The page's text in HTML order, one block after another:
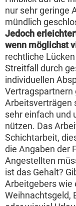
nur sehr geringe
mündlich
Jedoch
wenn möglichst
rechtliche
Streitfall durch
individuellen
Vertragspartnern
Arbeitsverträgen
sehr einfach und
nützen. Das
Schichtarbeit,
die Angaben der
Angestellten
ist das Gehalt?
Arbeitgebers wie
Weihnachtsgeld,